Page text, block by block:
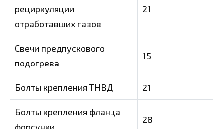
рециркуляции
отработавших газов
21
Свечи предпускового
подогрева
15
Болты крепления ТНВД 21
Болты крепления фланца
форсунки
28